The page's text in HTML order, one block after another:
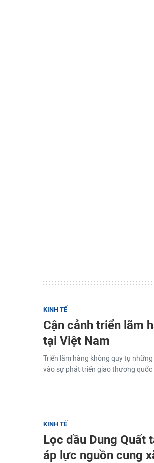
KINH TẾ
Cận cảnh triển lãm
tại Việt Nam
Triển lãm hàng không quy tụ
vào sự phát triển giao thương quốc
KINH TẾ
Lọc dầu Dung Quất
áp lực nguồn cung